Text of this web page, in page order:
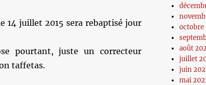
14 juillet 2015 sera rebaptisé jour
pourtant, juste un correcteur
taffetas.
octobre
août
juillet
juin
mai